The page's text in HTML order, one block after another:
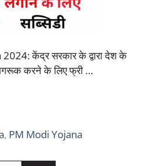
केंद्र सरकार के द्वारा देश के
करने के लिए फ्री …
, PM Modi Yojana